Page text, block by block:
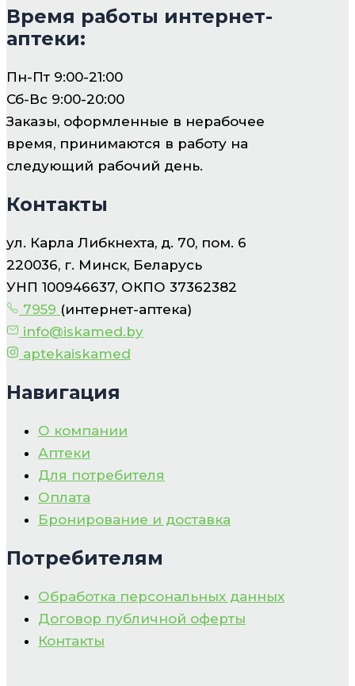
Время работы интернет-
аптеки:
Пн-Пт 9:00-21:00
Сб-Вс 9:00-20:00
Заказы, оформленные в нерабочее
время, принимаются в работу на
следующий рабочий день.
Контакты
ул. Карла Либкнехта, д. 70, пом. 6
220036, г. Минск, Беларусь
УНП 100946637, ОКПО 37362382
7959 (интернет-аптека)
info@iskamed.by
aptekaiskamed
Навигация
О компании
Аптеки
Для потребителя
Оплата
Бронирование и доставка
Потребителям
Обработка персональных данных
Договор публичной оферты
Контакты